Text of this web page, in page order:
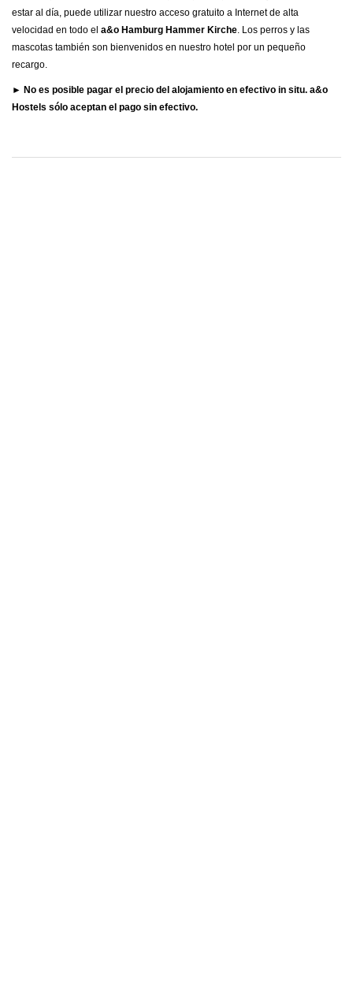
estar al día, puede utilizar nuestro acceso gratuito a Internet de alta
velocidad en todo el a&o Hamburg Hammer Kirche. Los perros y las
mascotas también son bienvenidos en nuestro hotel por un pequeño
recargo.
► No es posible pagar el precio del alojamiento en efectivo in situ. a&o
Hostels sólo aceptan el pago sin efectivo.